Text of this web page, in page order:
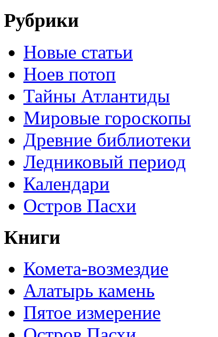
Рубрики
Новые статьи
Ноев потоп
Тайны Атлантиды
Мировые гороскопы
Древние библиотеки
Ледниковый период
Календари
Остров Пасхи
Книги
Комета-возмездие
Алатырь камень
Пятое измерение